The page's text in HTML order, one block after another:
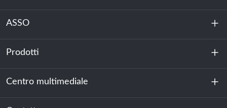
ASSO
Chi siamo
Sostenibilità
Prodotti
Accumulo di energia
Centro multimediale